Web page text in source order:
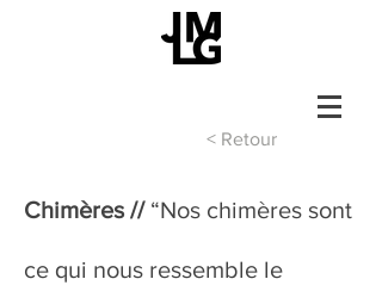
< Retour
Chimères //“Nos chimères sont
ce qui nous ressemble le